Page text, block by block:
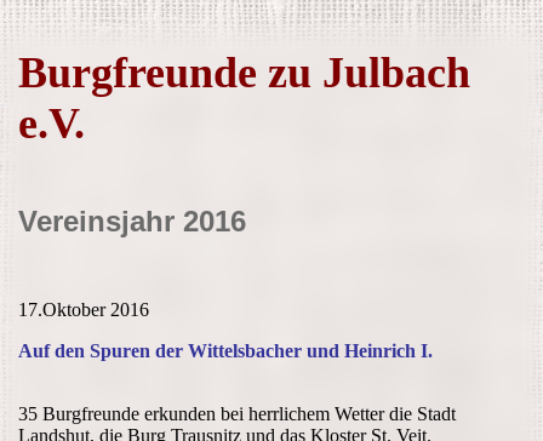
Burgfreunde zu Julbach
e.V.
Vereinsjahr 2016
17.Oktober 2016
Auf den Spuren der Wittelsbacher und Heinrich I.
35 Burgfreunde erkunden bei herrlichem Wetter die Stadt
Landshut, die Burg Trausnitz und das Kloster St. Veit.